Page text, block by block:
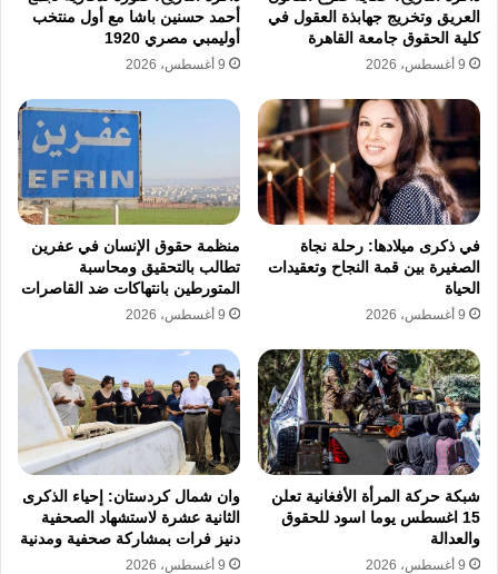
الفقهي الى مقارنة المواد المستحدثة بالاحكام
المستقرة في الشريعة الاسلامية والاجتهادات
الفقهية المعتمدة. تبين القراءة الدينية ان التعديلات
تتجاهل مقاصد الشريعة في حفظ النسل واستقرار
البيوت وتغلب الرؤى المادية على حساب المودة
والرحمة.
المنتدى المصري للكفاءات حامد شاكر
قانون الأحوال الشخصية
نسخ الرابط
العريق وتخريج جهابذة العقول في
كلية الحقوق جامعة القاهرة
9 أغسطس، 2026
أحمد حسنين باشا مع أول منتخب
أوليمبي مصري 1920
9 أغسطس، 2026
في ذكرى ميلادها: رحلة نجاة
الصغيرة بين قمة النجاح وتعقيدات
الحياة
9 أغسطس، 2026
منظمة حقوق الإنسان في عفرين
تطالب بالتحقيق ومحاسبة
المتورطين بانتهاكات ضد القاصرات
9 أغسطس، 2026
شبكة حركة المرأة الأفغانية تعلن
15 اغسطس يوما اسود للحقوق
والعدالة
9 أغسطس، 2026
وان شمال كردستان: إحياء الذكرى
الثانية عشرة لاستشهاد الصحفية
دنيز فرات بمشاركة صحفية ومدنية
9 أغسطس، 2026